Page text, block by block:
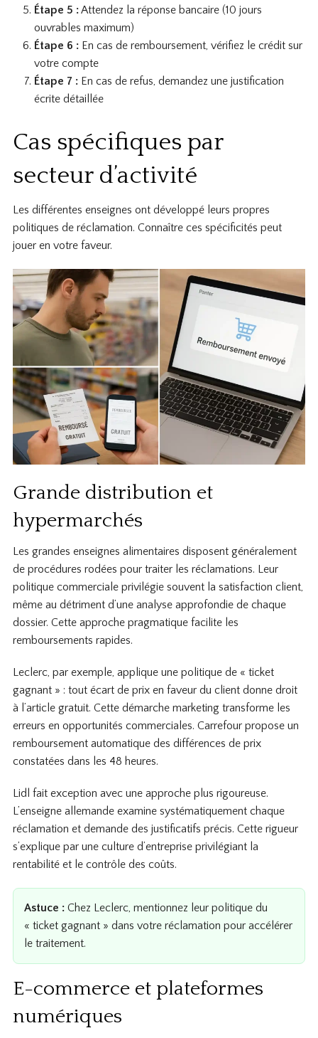
Étape 5 :Attendez la réponse bancaire (10 jours
ouvrables maximum)
Étape 6 :En cas de remboursement, vérifiez le crédit sur
votre compte
Étape 7 :En cas de refus, demandez une justification
écrite détaillée
Cas spécifiques par
secteur d’activité
Les différentes enseignes ont développé leurs propres
politiques de réclamation. Connaître ces spécificités peut
jouer en votre faveur.
Grande distribution et
hypermarchés
Les grandes enseignes alimentaires disposent généralement
de procédures rodées pour traiter les réclamations. Leur
politique commerciale privilégie souvent la satisfaction client,
même au détriment d’une analyse approfondie de chaque
dossier. Cette approche pragmatique facilite les
remboursements rapides.
Leclerc, par exemple, applique une politique de « ticket
gagnant » : tout écart de prix en faveur du client donne droit
à l’article gratuit. Cette démarche marketing transforme les
erreurs en opportunités commerciales. Carrefour propose un
remboursement automatique des différences de prix
constatées dans les 48 heures.
Lidl fait exception avec une approche plus rigoureuse.
L’enseigne allemande examine systématiquement chaque
réclamation et demande des justificatifs précis. Cette rigueur
s’explique par une culture d’entreprise privilégiant la
rentabilité et le contrôle des coûts.
Astuce :Chez Leclerc, mentionnez leur politique du
« ticket gagnant » dans votre réclamation pour accélérer
le traitement.
E-commerce et plateformes
numériques